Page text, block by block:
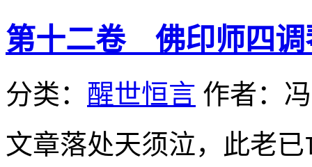
第十二卷 佛印师四调
分类： 醒世恒言 作者：
文章落处天须泣，此老